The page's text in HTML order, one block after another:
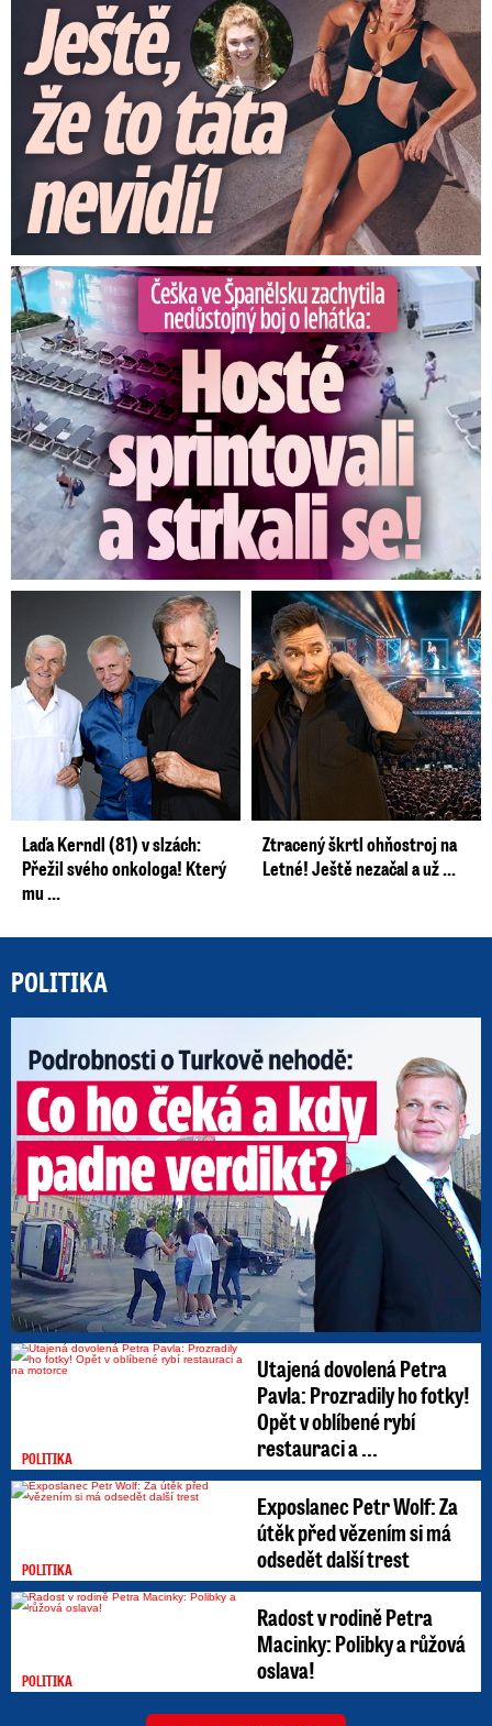
Češka ve Španělsku natočila nedůstojný boj o lehátka
Laďa Kerndl (81) v slzách:
Přežil svého onkologa! Který
mu ...
Ztracený škrtl ohňostroj na
Letné! Ještě nezačal a už ...
POLITIKA
POLITIKA
Utajená dovolená Petra
Pavla: Prozradily ho fotky!
Opět v oblíbené rybí
restauraci a ...
POLITIKA
Exposlanec Petr Wolf: Za
útěk před vězením si má
odsedět další trest
POLITIKA
Radost v rodině Petra
Macinky: Polibky a růžová
oslava!